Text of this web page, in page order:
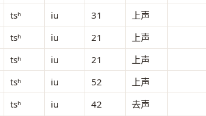
tsʰ iu 31
上声
tsʰ iu 21
上声
tsʰ iu 21
上声
tsʰ iu 52
上声
tsʰ iu 42
去声